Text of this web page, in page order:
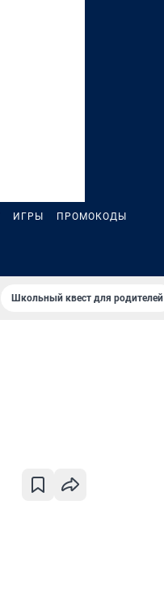
ИГРЫ ПРОМОКОДЫ
Школьный квест для родителей